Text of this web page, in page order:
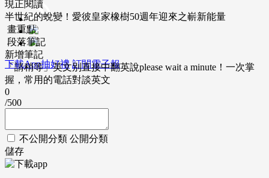
下載App抽好禮 訂閱電子報
現正閱讀
半世紀的蛻變！愛彼皇家橡樹50週年迎來之嶄新能量
畫重點
段落筆記
新增筆記
「請稍等」英文別直接中翻英說please wait a minute！一次掌
握，常用的電話對談英文
0
/500
不公開分類 公開分類
儲存